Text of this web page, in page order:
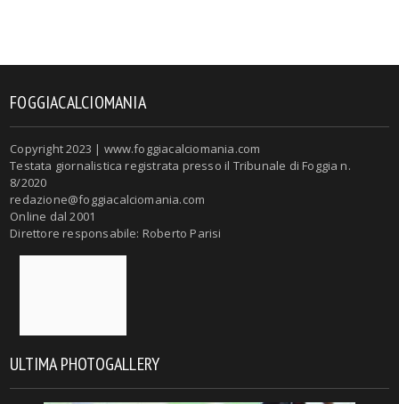
FOGGIACALCIOMANIA
Copyright 2023 | www.foggiacalciomania.com
Testata giornalistica registrata presso il Tribunale di Foggia n.
8/2020
redazione@foggiacalciomania.com
Online dal 2001
Direttore responsabile: Roberto Parisi
ULTIMA PHOTOGALLERY